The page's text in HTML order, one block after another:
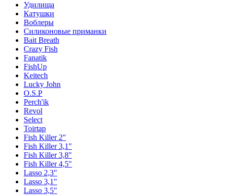
Удилища
Катушки
Воблеры
Силиконовые приманки
Bait Breath
Crazy Fish
Fanatik
FishUp
Keitech
Lucky John
O.S.P
Perch'ik
Revol
Select
Toirtap
Fish Killer 2"
Fish Killer 3,1"
Fish Killer 3,8"
Fish Killer 4,5"
Lasso 2,3"
Lasso 3,1"
Lasso 3,5"